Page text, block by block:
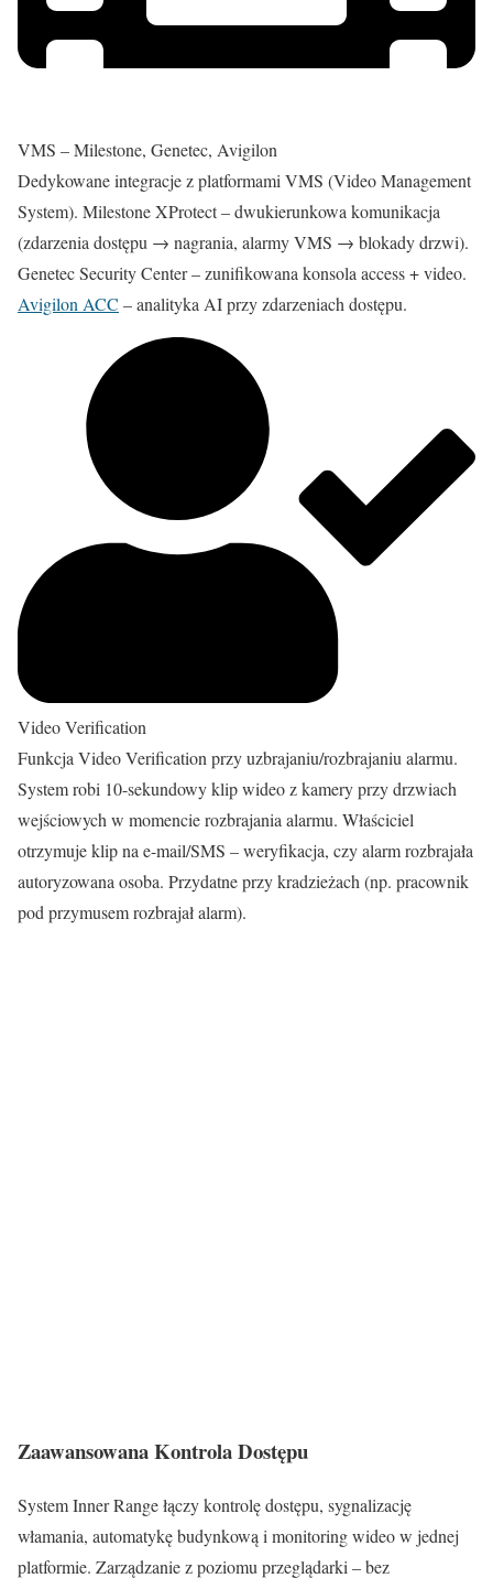
VMS – Milestone, Genetec, Avigilon
Dedykowane integracje z platformami VMS (Video Management
System). Milestone XProtect – dwukierunkowa komunikacja
(zdarzenia dostępu → nagrania, alarmy VMS → blokady drzwi).
Genetec Security Center – zunifikowana konsola access + video.
Avigilon ACC – analityka AI przy zdarzeniach dostępu.
Video Verification
Funkcja Video Verification przy uzbrajaniu/rozbrajaniu alarmu.
System robi 10-sekundowy klip wideo z kamery przy drzwiach
wejściowych w momencie rozbrajania alarmu. Właściciel
otrzymuje klip na e-mail/SMS – weryfikacja, czy alarm rozbrajała
autoryzowana osoba. Przydatne przy kradzieżach (np. pracownik
pod przymusem rozbrajał alarm).
Zaawansowana Kontrola Dostępu
System Inner Range łączy kontrolę dostępu, sygnalizację
włamania, automatykę budynkową i monitoring wideo w jednej
platformie. Zarządzanie z poziomu przeglądarki – bez